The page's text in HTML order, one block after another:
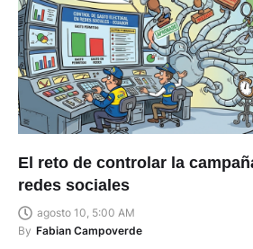
El reto de controlar la
redes sociales
agosto 10, 5:00 AM
By Fabian Campoverde